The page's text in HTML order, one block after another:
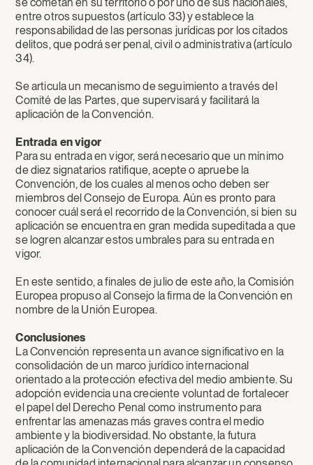
entre otros supuestos (artículo 33) y establece la
responsabilidad de las personas jurídicas por los citados
delitos, que podrá ser penal, civil o administrativa (artículo
34).
Se articula un mecanismo de seguimiento a través del
Comité de las Partes, que supervisará y facilitará la
aplicación de la Convención.
Entrada en vigor
Para su entrada en vigor, será necesario que un mínimo
de diez signatarios ratifique, acepte o apruebe la
Convención, de los cuales al menos ocho deben ser
miembros del Consejo de Europa. Aún es pronto para
conocer cuál será el recorrido de la Convención, si bien su
aplicación se encuentra en gran medida supeditada a que
se logren alcanzar estos umbrales para su entrada en
vigor.
En este sentido, a finales de julio de este año, la Comisión
Europea propuso al Consejo la firma de la Convención en
nombre de la Unión Europea.
Conclusiones
La Convención representa un avance significativo en la
consolidación de un marco jurídico internacional
orientado a la protección efectiva del medio ambiente. Su
adopción evidencia una creciente voluntad de fortalecer
el papel del Derecho Penal como instrumento para
enfrentar las amenazas más graves contra el medio
ambiente y la biodiversidad. No obstante, la futura
aplicación de la Convención dependerá de la capacidad